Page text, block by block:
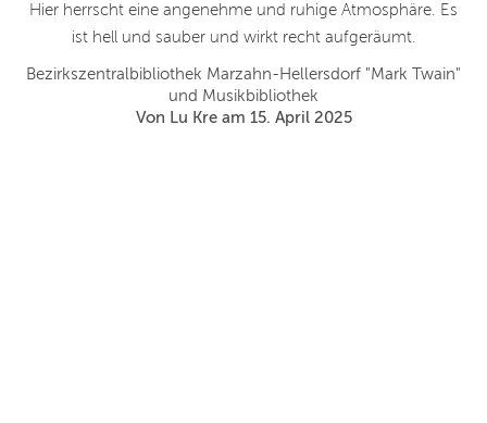
Hier herrscht eine angenehme und ruhige Atmosphäre. Es
ist hell und sauber und wirkt recht aufgeräumt.
Bezirkszentralbibliothek Marzahn-Hellersdorf "Mark Twain"
und Musikbibliothek
Von Lu Kre am 15. April 2025